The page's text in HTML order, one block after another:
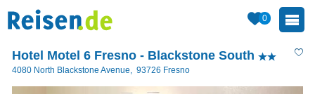
0
Hotel Motel 6 Fresno - Blackstone South
4080 North Blackstone Avenue, 93726 Fresno